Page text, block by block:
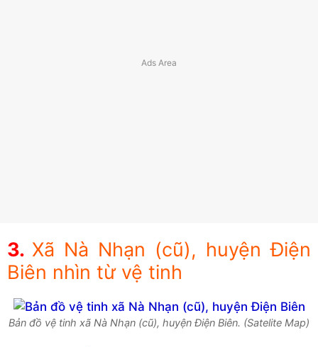
Xã Nà Nhạn (cũ), huyện Điện
Biên nhìn từ vệ tinh
Bản đồ vệ tinh xã Nà Nhạn (cũ), huyện Điện Biên. (Satelite Map)